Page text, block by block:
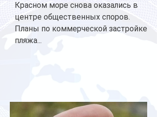
Красном море снова оказались в
центре общественных споров.
Планы по коммерческой застройке
пляжа...